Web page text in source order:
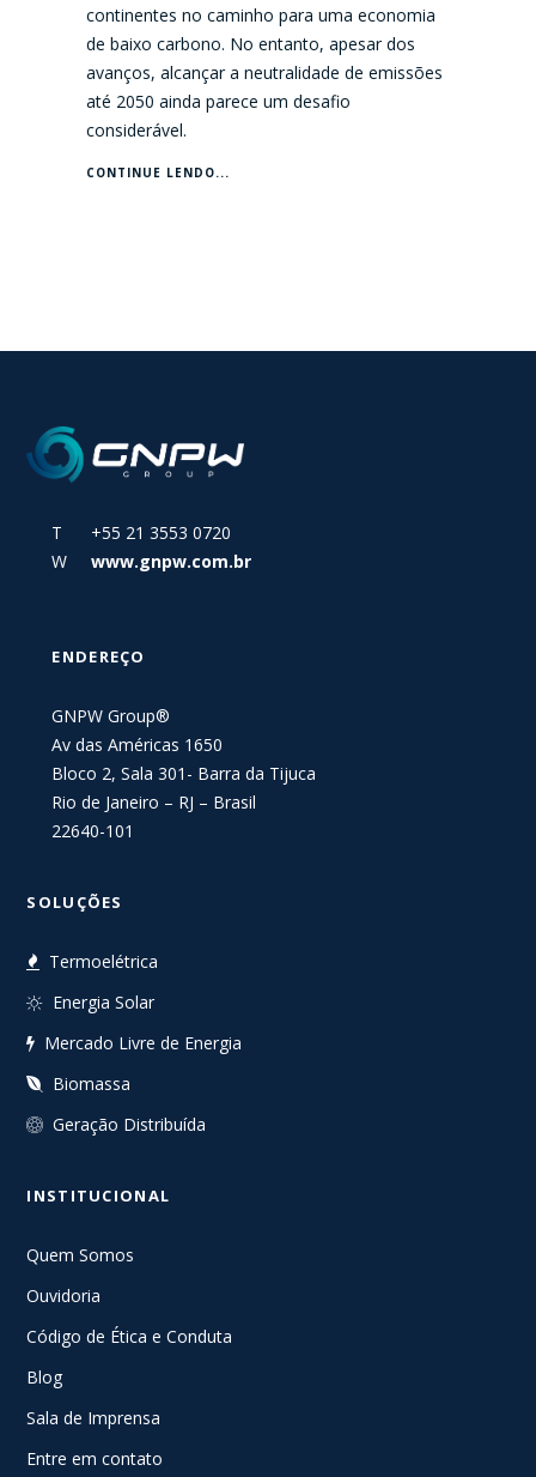
continentes no caminho para uma economia
de baixo carbono. No entanto, apesar dos
avanços, alcançar a neutralidade de emissões
até 2050 ainda parece um desafio
considerável.
CONTINUE LENDO...
T +55 21 3553 0720
W
www.gnpw.com.br
ENDEREÇO
GNPW Group®
Av das Américas 1650
Bloco 2, Sala 301- Barra da Tijuca
Rio de Janeiro – RJ – Brasil
22640-101
SOLUÇÕES
Termoelétrica
Energia Solar
Mercado Livre de Energia
Biomassa
Geração Distribuída
INSTITUCIONAL
Quem Somos
Ouvidoria
Código de Ética e Conduta
Blog
Sala de Imprensa
Entre em contato